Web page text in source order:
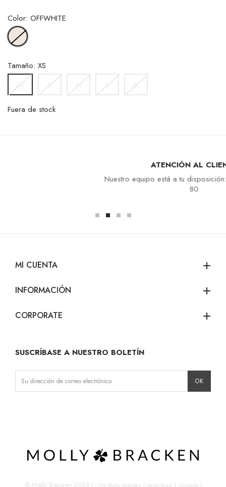
Color: OFFWHITE
OFFWHITE
Tamaño: XS
Fuera de stock
ATENCIÓN AL CLIENTE
Nuestro equipo está a tu disposición: +33 4 94 94 97
MI CUENTA add
INFORMACIÓN add
CORPORATE add
SUSCRÍBASE A NUESTRO BOLETÍN
© Molly Bracken 2026 | CGV Molly Bracken | Aviso legal | Contacto |